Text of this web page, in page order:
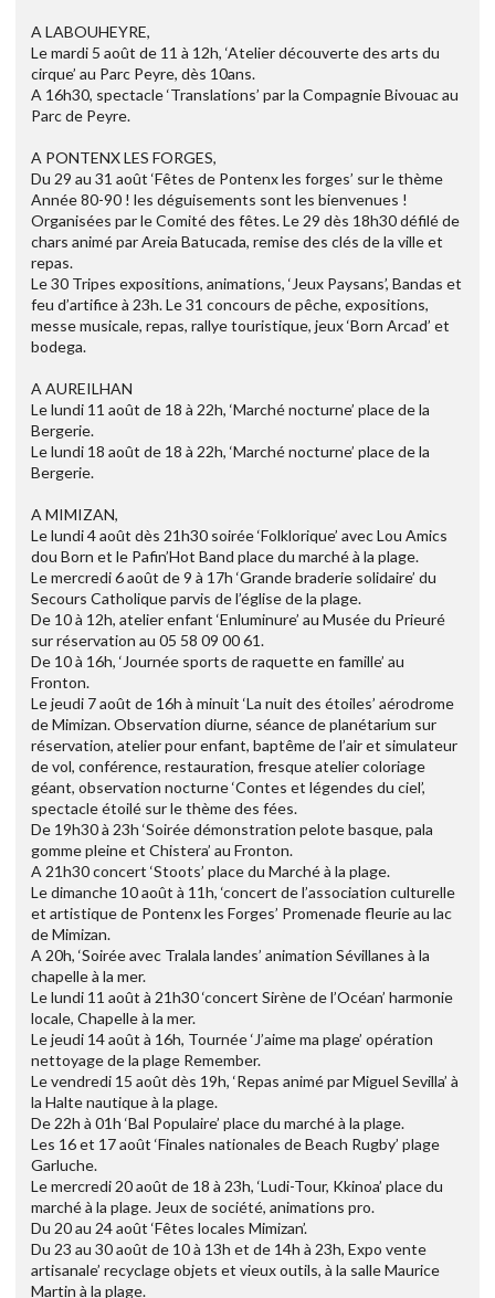
A LABOUHEYRE,
Le mardi 5 août de 11 à 12h, ‘Atelier découverte des arts du
cirque’ au Parc Peyre, dès 10ans.
A 16h30, spectacle ‘Translations’ par la Compagnie Bivouac au
Parc de Peyre.
A PONTENX LES FORGES,
Du 29 au 31 août ‘Fêtes de Pontenx les forges’ sur le thème
Année 80-90 ! les déguisements sont les bienvenues !
Organisées par le Comité des fêtes. Le 29 dès 18h30 défilé de
chars animé par Areia Batucada, remise des clés de la ville et
repas.
Le 30 Tripes expositions, animations, ‘Jeux Paysans’, Bandas et
feu d’artifice à 23h. Le 31 concours de pêche, expositions,
messe musicale, repas, rallye touristique, jeux ‘Born Arcad’ et
bodega.
A AUREILHAN
Le lundi 11 août de 18 à 22h, ‘Marché nocturne’ place de la
Bergerie.
Le lundi 18 août de 18 à 22h, ‘Marché nocturne’ place de la
Bergerie.
A MIMIZAN,
Le lundi 4 août dès 21h30 soirée ‘Folklorique’ avec Lou Amics
dou Born et le Pafin’Hot Band place du marché à la plage.
Le mercredi 6 août de 9 à 17h ‘Grande braderie solidaire’ du
Secours Catholique parvis de l’église de la plage.
De 10 à 12h, atelier enfant ‘Enluminure’ au Musée du Prieuré
sur réservation au 05 58 09 00 61.
De 10 à 16h, ‘Journée sports de raquette en famille’ au
Fronton.
Le jeudi 7 août de 16h à minuit ‘La nuit des étoiles’ aérodrome
de Mimizan. Observation diurne, séance de planétarium sur
réservation, atelier pour enfant, baptême de l’air et simulateur
de vol, conférence, restauration, fresque atelier coloriage
géant, observation nocturne ‘Contes et légendes du ciel’,
spectacle étoilé sur le thème des fées.
De 19h30 à 23h ‘Soirée démonstration pelote basque, pala
gomme pleine et Chistera’ au Fronton.
A 21h30 concert ‘Stoots’ place du Marché à la plage.
Le dimanche 10 août à 11h, ‘concert de l’association culturelle
et artistique de Pontenx les Forges’ Promenade fleurie au lac
de Mimizan.
A 20h, ‘Soirée avec Tralala landes’ animation Sévillanes à la
chapelle à la mer.
Le lundi 11 août à 21h30 ‘concert Sirène de l’Océan’ harmonie
locale, Chapelle à la mer.
Le jeudi 14 août à 16h, Tournée ‘J’aime ma plage’ opération
nettoyage de la plage Remember.
Le vendredi 15 août dès 19h, ‘Repas animé par Miguel Sevilla’ à
la Halte nautique à la plage.
De 22h à 01h ‘Bal Populaire’ place du marché à la plage.
Les 16 et 17 août ‘Finales nationales de Beach Rugby’ plage
Garluche.
Le mercredi 20 août de 18 à 23h, ‘Ludi-Tour, Kkinoa’ place du
marché à la plage. Jeux de société, animations pro.
Du 20 au 24 août ‘Fêtes locales Mimizan’.
Du 23 au 30 août de 10 à 13h et de 14h à 23h, Expo vente
artisanale’ recyclage objets et vieux outils, à la salle Maurice
Martin à la plage.